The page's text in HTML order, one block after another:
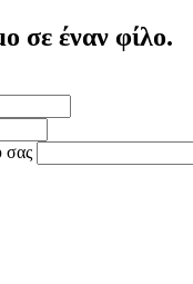
σε έναν φίλο.
σας